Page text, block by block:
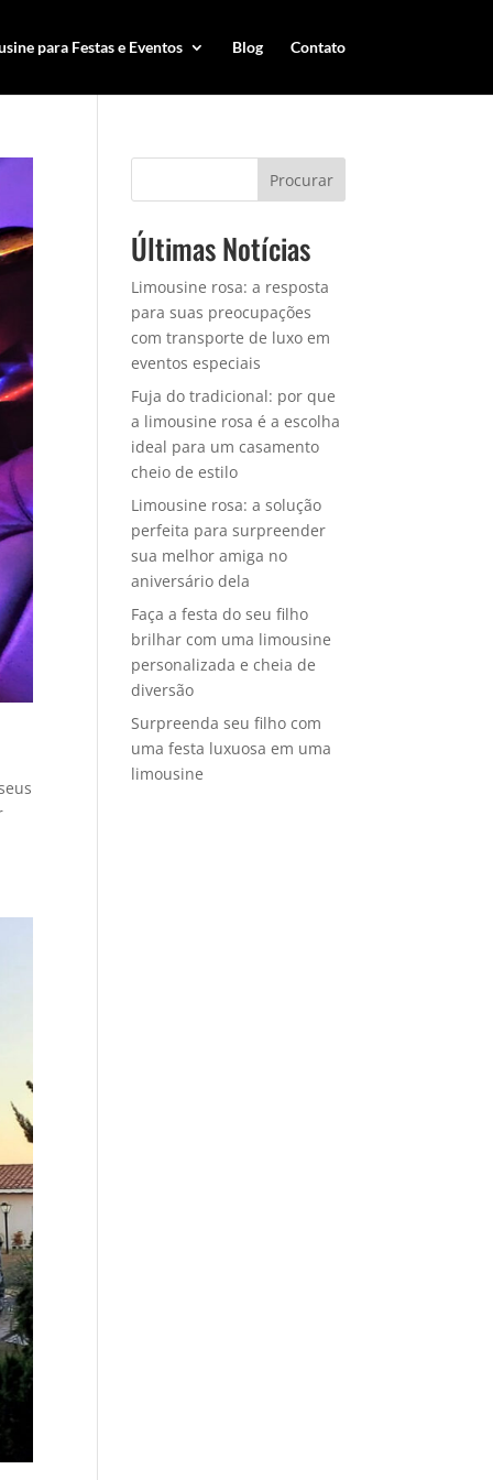
para Festas e Eventos Blog Contato
Procurar
Últimas Notícias
Limousine rosa: a resposta
para suas preocupações
com transporte de luxo em
eventos especiais
Fuja do tradicional: por que
a limousine rosa é a escolha
ideal para um casamento
cheio de estilo
Limousine rosa: a solução
perfeita para surpreender
sua melhor amiga no
aniversário dela
Faça a festa do seu filho
brilhar com uma limousine
personalizada e cheia de
diversão
Surpreenda seu filho com
uma festa luxuosa em uma
limousine